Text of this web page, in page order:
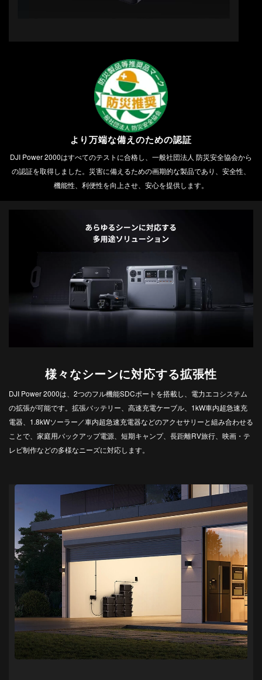
より万端な備えのための認証
DJI Power 2000はすべてのテストに合格し、一般社団法人 防災安全協会から
の認証を取得しました。災害に備えるための画期的な製品であり、安全性、
機能性、利便性を向上させ、安心を提供します。
様々なシーンに対応する拡張性
DJI Power 2000は、2つのフル機能SDCポートを搭載し、電力エコシステム
の拡張が可能です。拡張バッテリー、高速充電ケーブル、1kW車内超急速充
電器、1.8kWソーラー／車内超急速充電器などのアクセサリーと組み合わせる
ことで、家庭用バックアップ電源、短期キャンプ、長距離RV旅行、映画・テ
レビ制作などの多様なニーズに対応します。